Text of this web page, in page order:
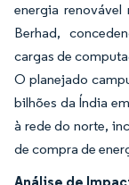
energia
Berhad,
cargas de
O planejado
bilhões da Índia
à rede do norte,
de compra de
Análise de